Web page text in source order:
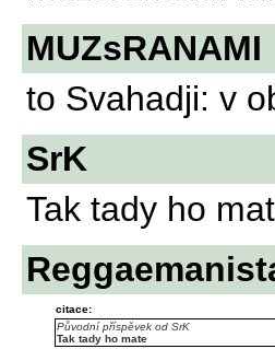
MUZsRANAMI
to Svahadji: v
SrK
Tak tady ho
citace:
Původní příspěvek od SrK
Tak tady ho mate